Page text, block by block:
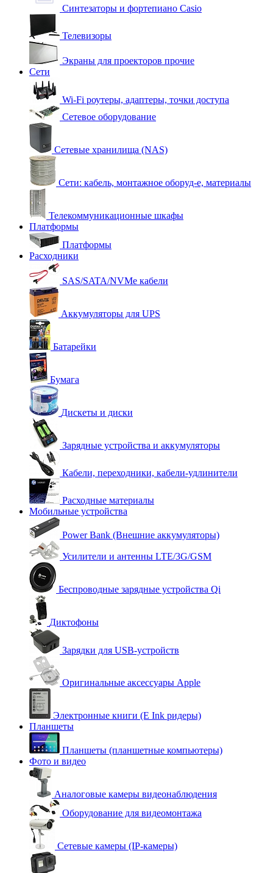
Синтезаторы и фортепиано Casio
Телевизоры
Экраны для проекторов прочие
Сети
Wi-Fi роутеры, адаптеры, точки доступа
Сетевое оборудование
Сетевые хранилища (NAS)
Сети: кабель, монтажное оборуд-е, материалы
Телекоммуникационные шкафы
Платформы
Платформы
Расходники
SAS/SATA/NVMe кабели
Аккумуляторы для UPS
Батарейки
Бумага
Дискеты и диски
Зарядные устройства и аккумуляторы
Кабели, переходники, кабели-удлинители
Расходные материалы
Мобильные устройства
Power Bank (Внешние аккумуляторы)
Усилители и антенны LTE/3G/GSM
Беспроводные зарядные устройства Qi
Диктофоны
Зарядки для USB-устройств
Оригинальные аксессуары Apple
Электронные книги (E Ink ридеры)
Планшеты
Планшеты (планшетные компьютеры)
Фото и видео
Аналоговые камеры видеонаблюдения
Оборудование для видеомонтажа
Сетевые камеры (IP-камеры)